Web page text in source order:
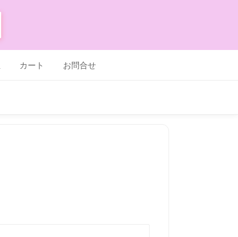
カート お問合せ